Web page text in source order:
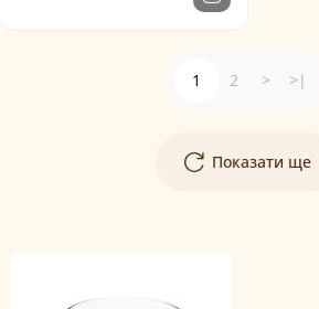
Показати ще
1 2 > >|